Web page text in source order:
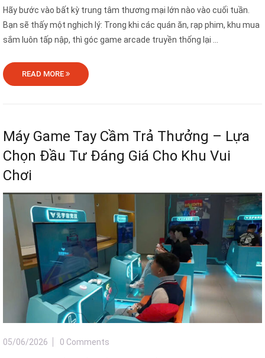
Hãy bước vào bất kỳ trung tâm thương mại lớn nào vào cuối tuần.
Bạn sẽ thấy một nghịch lý: Trong khi các quán ăn, rạp phim, khu mua
sắm luôn tấp nập, thì góc game arcade truyền thống lại ...
READ MORE
Máy Game Tay Cầm Trả Thưởng – Lựa
Chọn Đầu Tư Đáng Giá Cho Khu Vui
Chơi
05/06/2026 0 Comments